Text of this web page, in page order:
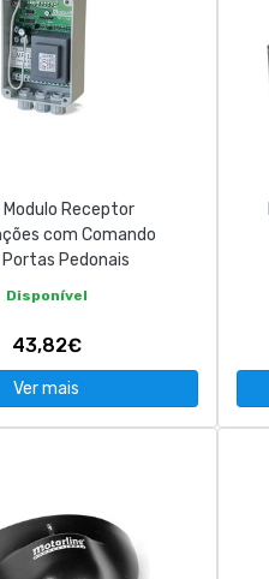
Modulo Receptor
com Comando
Pedonais
Disponível
43,82€
Ver mais